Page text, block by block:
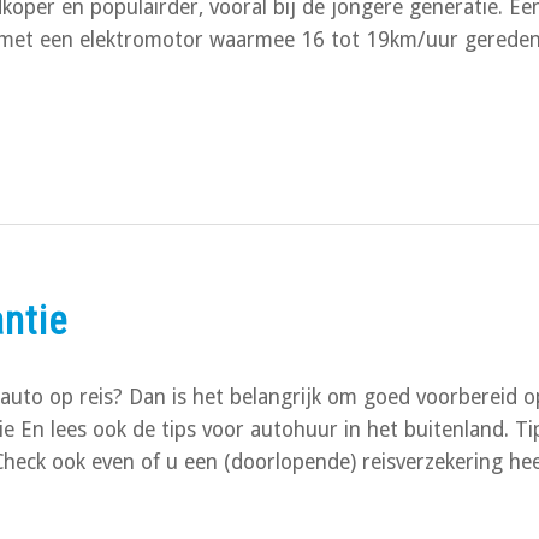
en populairder, vooral bij de jongere generatie.
een elektromotor waarmee 16 tot 19km/uur gereden
op reis? Dan is het belangrijk om goed voorbereid
En lees ook de tips voor autohuur in het buitenland.
ook even of u een (doorlopende) reisverzekering